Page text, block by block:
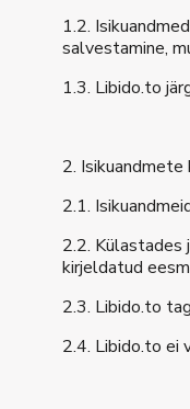
1.2.
salvestamine,
1.3. Libido.to
2.
2.1.
2.2.
kirjeldatud
2.3. Libido.to
2.4. Libido.to ei